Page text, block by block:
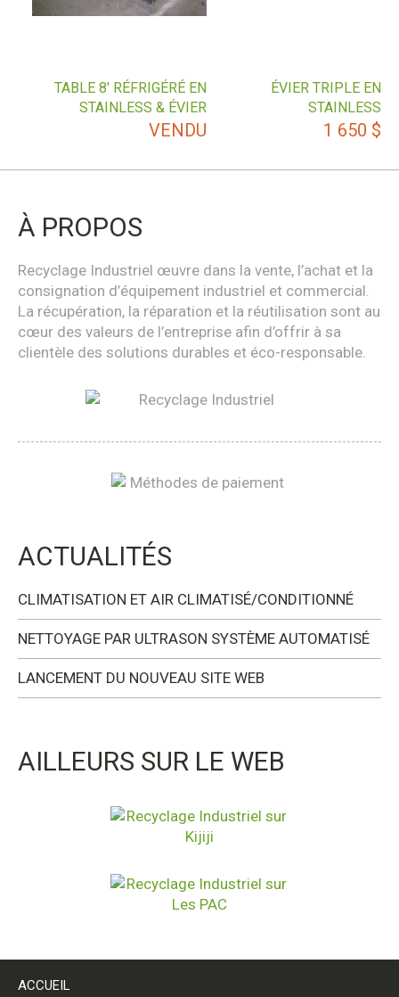
ÉVIER TRIPLE EN
STAINLESS
1 650 $
TABLE 8′ RÉFRIGÉRÉ EN
STAINLESS & ÉVIER
VENDU
À PROPOS
Recyclage Industriel œuvre dans la vente, l’achat et la
consignation d’équipement industriel et commercial.
La récupération, la réparation et la réutilisation sont au
cœur des valeurs de l’entreprise afin d’offrir à sa
clientèle des solutions durables et éco-responsable.
ACTUALITÉS
CLIMATISATION ET AIR CLIMATISÉ/CONDITIONNÉ
NETTOYAGE PAR ULTRASON SYSTÈME AUTOMATISÉ
LANCEMENT DU NOUVEAU SITE WEB
AILLEURS SUR LE WEB
ACCUEIL